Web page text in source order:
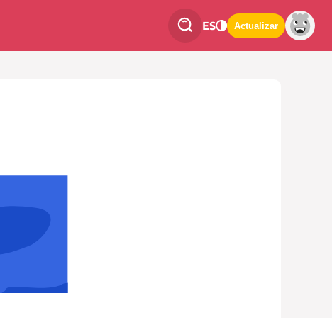
ES Actualizar